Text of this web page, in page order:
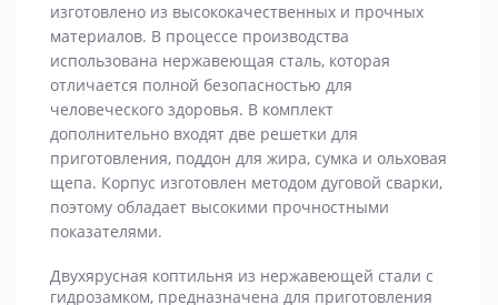
изготовлено из высококачественных и прочных
материалов. В процессе производства
использована нержавеющая сталь, которая
отличается полной безопасностью для
человеческого здоровья. В комплект
дополнительно входят две решетки для
приготовления, поддон для жира, сумка и ольховая
щепа. Корпус изготовлен методом дуговой сварки,
поэтому обладает высокими прочностными
показателями.
Двухярусная коптильня из нержавеющей стали с
гидрозамком, предназначена для приготовления